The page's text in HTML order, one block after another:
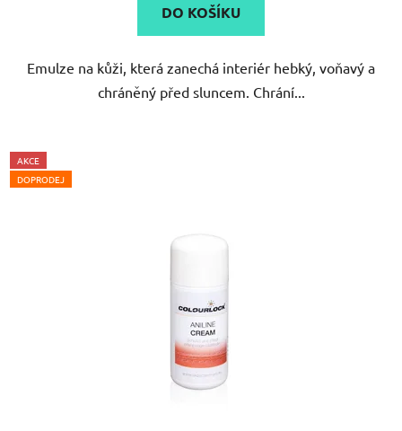
DO KOŠÍKU
Emulze na kůži, která zanechá interiér hebký, voňavý a
chráněný před sluncem. Chrání...
AKCE
DOPRODEJ